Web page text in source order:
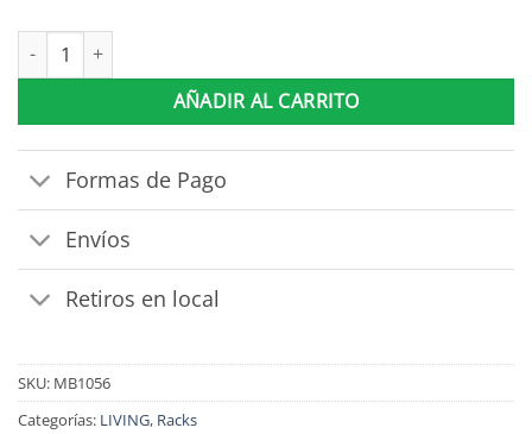
Rack Tv Living Comedor 1 Puerta Con Estantes Hasta 55 cantidad
AÑADIR AL CARRITO
Formas de Pago
Envíos
Retiros en local
SKU: MB1056
Categorías: LIVING, Racks